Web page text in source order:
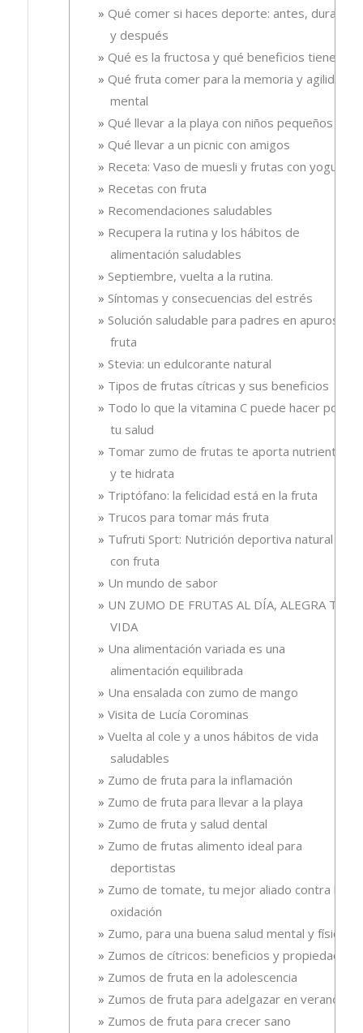
Qué comer si haces deporte: antes, durante
y después
Qué es la fructosa y qué beneficios tiene
Qué fruta comer para la memoria y agilidad
mental
Qué llevar a la playa con niños pequeños
Qué llevar a un picnic con amigos
Receta: Vaso de muesli y frutas con yogur.
Recetas con fruta
Recomendaciones saludables
Recupera la rutina y los hábitos de
alimentación saludables
Septiembre, vuelta a la rutina.
Síntomas y consecuencias del estrés
Solución saludable para padres en apuros, la
fruta
Stevia: un edulcorante natural
Tipos de frutas cítricas y sus beneficios
Todo lo que la vitamina C puede hacer por
tu salud
Tomar zumo de frutas te aporta nutrientes
y te hidrata
Triptófano: la felicidad está en la fruta
Trucos para tomar más fruta
Tufruti Sport: Nutrición deportiva natural
con fruta
Un mundo de sabor
UN ZUMO DE FRUTAS AL DÍA, ALEGRA TU
VIDA
Una alimentación variada es una
alimentación equilibrada
Una ensalada con zumo de mango
Visita de Lucía Corominas
Vuelta al cole y a unos hábitos de vida
saludables
Zumo de fruta para la inflamación
Zumo de fruta para llevar a la playa
Zumo de fruta y salud dental
Zumo de frutas alimento ideal para
deportistas
Zumo de tomate, tu mejor aliado contra la
oxidación
Zumo, para una buena salud mental y física
Zumos de cítricos: beneficios y propiedades
Zumos de fruta en la adolescencia
Zumos de fruta para adelgazar en verano
Zumos de fruta para crecer sano